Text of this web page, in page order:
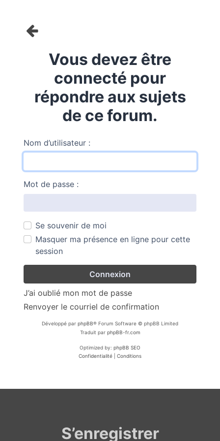
Vous devez être
connecté pour
répondre aux sujets
de ce forum.
Nom d’utilisateur :
Mot de passe :
Se souvenir de moi
Masquer ma présence en ligne pour cette
session
J’ai oublié mon mot de passe
Renvoyer le courriel de confirmation
Développé par phpBB® Forum Software © phpBB Limited
Traduit par phpBB-fr.com
Optimized by: phpBB SEO
Confidentialité
Conditions
S’enregistrer